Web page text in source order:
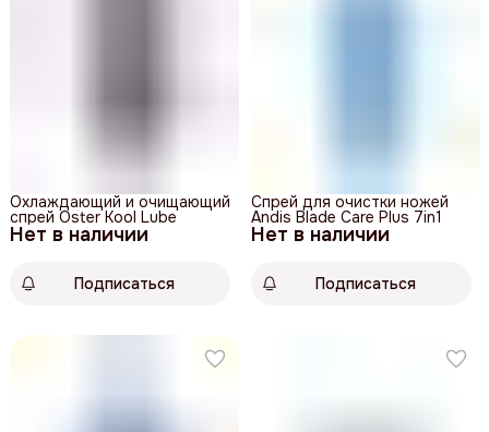
Нет в наличии
Охлаждающий и очищающий
спрей Oster Kool Lube
Подписаться
Нет в наличии
Спрей для очистки ножей
Andis Blade Care Plus 7in1
Подписаться